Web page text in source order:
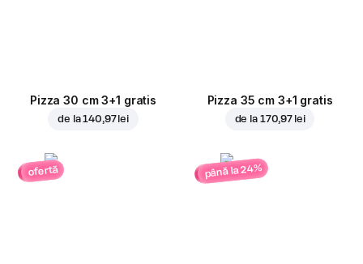
Pizza 30 cm 3+1 gratis
de la140,97 lei
Pizza 35 cm 3+1 gratis
de la 170,97 lei
ofertă până la 24%